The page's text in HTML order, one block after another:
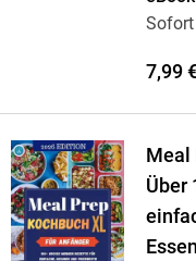
7,99
Meal
Über
Essen